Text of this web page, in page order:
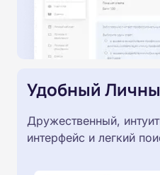
Удобный
Дружественный,
интерфейс и легкий